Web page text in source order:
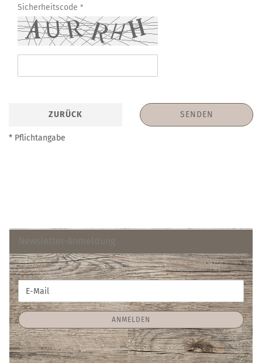
Sicherheitscode
ZURÜCK SENDEN
* Pflichtangabe
Newsletter-Anmeldung
WEITER
ZUR
NEWSLETTER-
ANMELDUNG
E-
Mail
ANMELDEN